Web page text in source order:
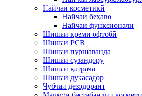
Найчаи косметикӣ
Найчаи беҳаво
Найчаи функсионалӣ
Шишаи креми офтобӣ
Шишаи PCR
Шишаи пуршаванда
Шишаи сӯзандору
Шишаи қатрача
Шишаи дукасадор
Чӯбчаи дезодорант